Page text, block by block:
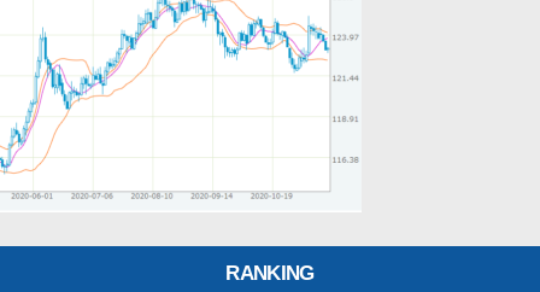
RANKING